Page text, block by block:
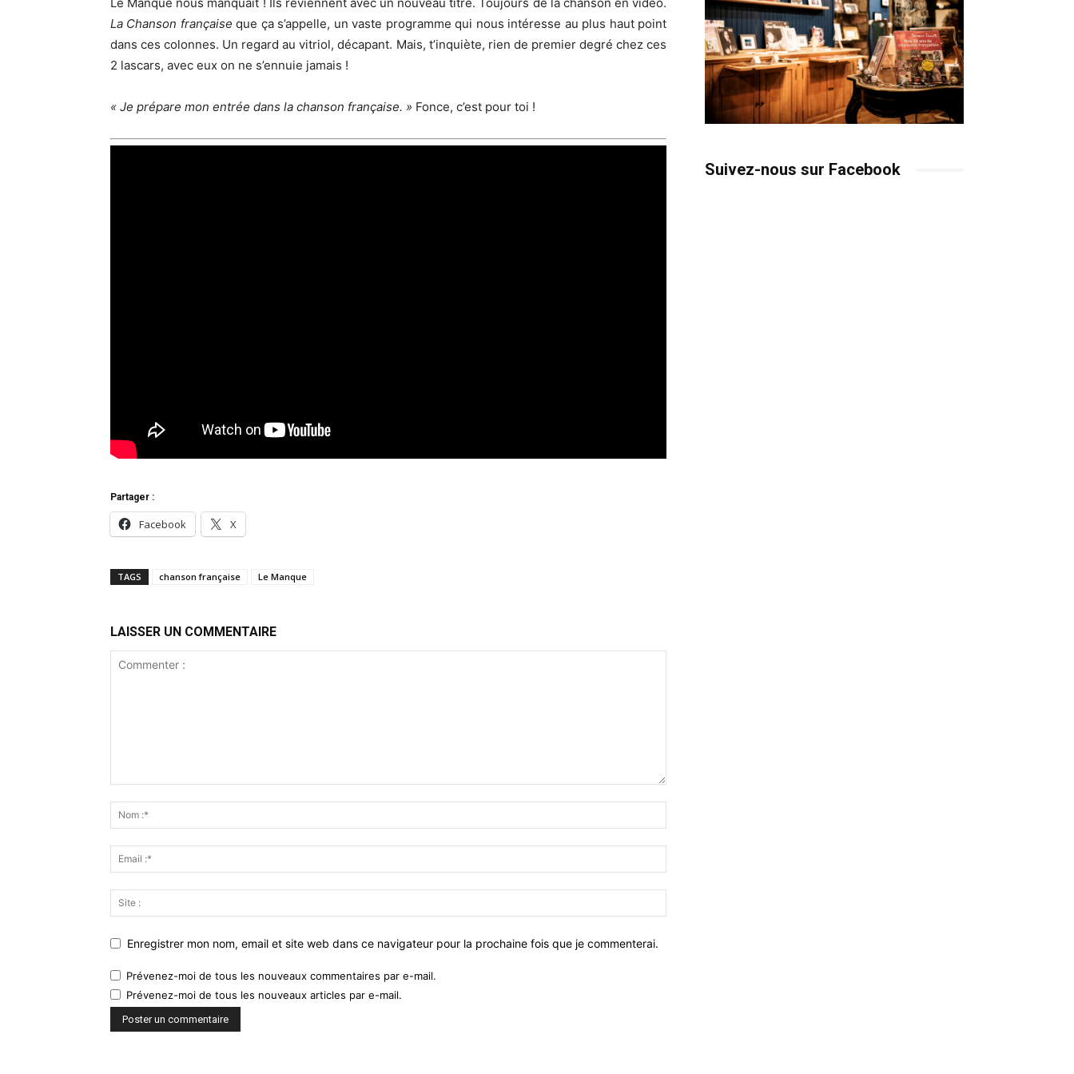
La Chanson française que ça s’appelle, un vaste programme qui nous intéresse au plus haut point
dans ces colonnes. Un regard au vitriol, décapant. Mais, t’inquiète, rien de premier degré chez ces
2 lascars, avec eux on ne s’ennuie jamais !
« Je prépare mon entrée dans la chanson française. » Fonce, c’est pour toi !
Partager :
Facebook X
TAGS chanson française Le Manque
LAISSER UN COMMENTAIRE
Enregistrer mon nom, email et site web dans ce navigateur pour la prochaine fois que je commenterai.
Prévenez-moi de tous les nouveaux commentaires par e-mail.
Prévenez-moi de tous les nouveaux articles par e-mail.
Suivez-nous sur Facebook